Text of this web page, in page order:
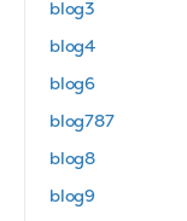
blog3
blog4
blog6
blog787
blog8
blog9